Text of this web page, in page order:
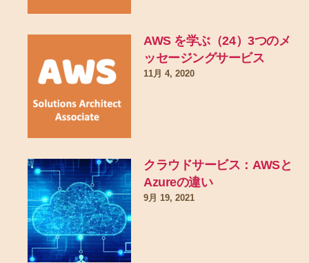
AWS を学ぶ（24）3つのメ
ッセージングサービス
11月 4, 2020
クラウドサービス：AWSと
Azureの違い
9月 19, 2021